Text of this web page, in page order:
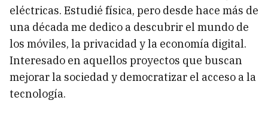
eléctricas. Estudié física, pero desde hace más de
una década me dedico a descubrir el mundo de
los móviles, la privacidad y la economía digital.
Interesado en aquellos proyectos que buscan
mejorar la sociedad y democratizar el acceso a la
tecnología.